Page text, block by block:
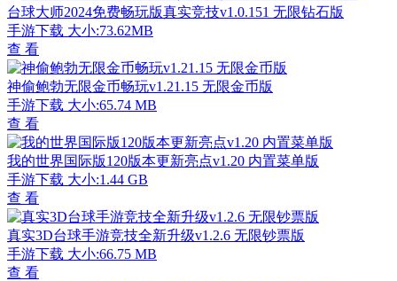
台球大师2024免费畅玩版真实竞技v1.0.151 无限钻石版
手游下载 大小:73.62MB
查 看
神偷鲍勃无限金币畅玩v1.21.15 无限金币版
手游下载 大小:65.74 MB
查 看
我的世界国际版120版本更新亮点v1.20 内置菜单版
手游下载 大小:1.44 GB
查 看
真实3D台球手游竞技全新升级v1.2.6 无限钞票版
手游下载 大小:66.75 MB
查 看